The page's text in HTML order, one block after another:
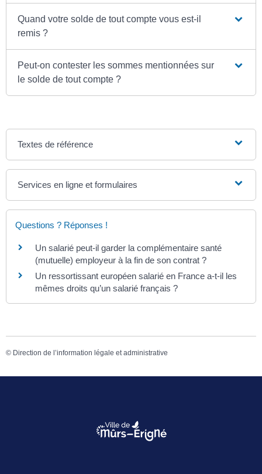
Quand votre solde de tout compte vous est-il
remis ?
Peut-on contester les sommes mentionnées sur
le solde de tout compte ?
Textes de référence
Services en ligne et formulaires
Questions ? Réponses !
Un salarié peut-il garder la complémentaire santé
(mutuelle) employeur à la fin de son contrat ?
Un ressortissant européen salarié en France a-t-il les
mêmes droits qu’un salarié français ?
© Direction de l’information légale et administrative